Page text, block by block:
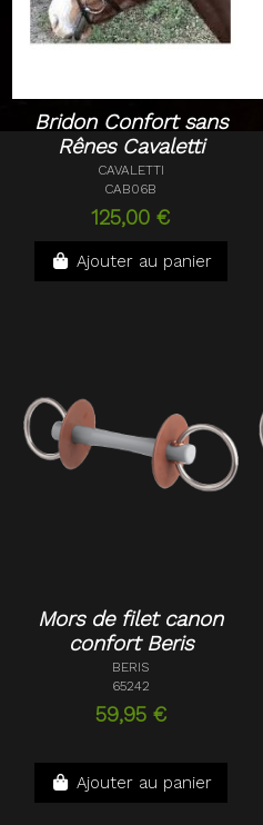
Bridon Confort sans
Rênes Cavaletti
CAVALETTI
CAB06B
125,00 €
Ajouter au panier
Mors de filet canon
confort Beris
BERIS
65242
59,95 €
Ajouter au panier